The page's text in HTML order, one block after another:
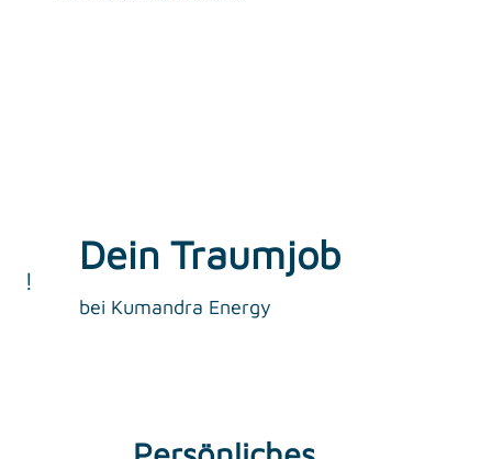
!
Dein Traumjob
bei Kumandra Energy